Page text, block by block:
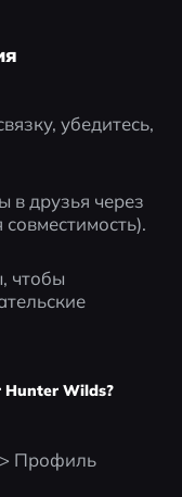
убедитесь,
в друзья через
чтобы
Hunter Wilds?
Профиль